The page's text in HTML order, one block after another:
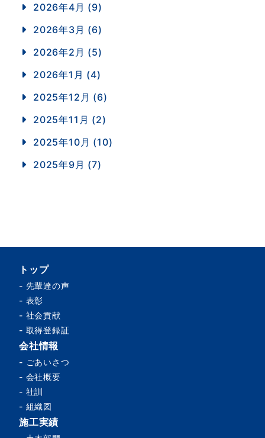
2026年4月 (9)
2026年3月 (6)
2026年2月 (5)
2026年1月 (4)
2025年12月 (6)
2025年11月 (2)
2025年10月 (10)
2025年9月 (7)
トップ
- 先輩達の声
- 表彰
- 社会貢献
- 取得登録証
会社情報
- ごあいさつ
- 会社概要
- 社訓
- 組織図
施工実績